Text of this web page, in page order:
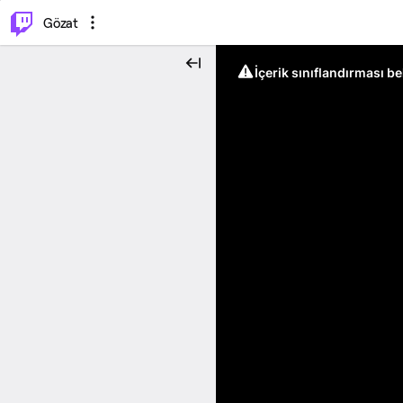
Gözat
İçerik sınıflandırması